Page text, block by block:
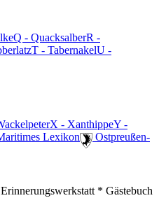
Q - QuacksalberR -
T - TabernakelU -
X - XanthippeY -
Lexikon
️ Ostpreußen-
* Gästebuch